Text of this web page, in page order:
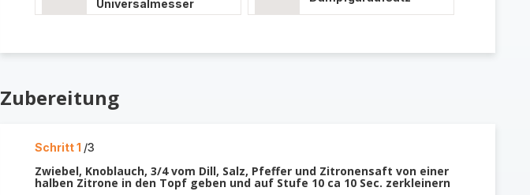
Universalmesser
Zubereitung
Schritt 1 /3
Zwiebel, Knoblauch, 3/4 vom Dill, Salz, Pfeffer und Zitronensaft von einer
halben Zitrone in den Topf geben und auf Stufe 10 ca 10 Sec. zerkleinern